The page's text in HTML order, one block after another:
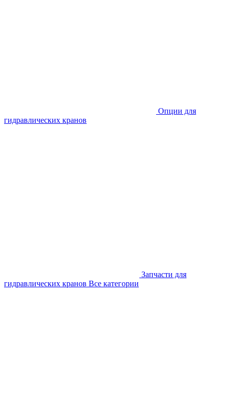
Опции для
гидравлических кранов
Запчасти для
гидравлических кранов Все категории